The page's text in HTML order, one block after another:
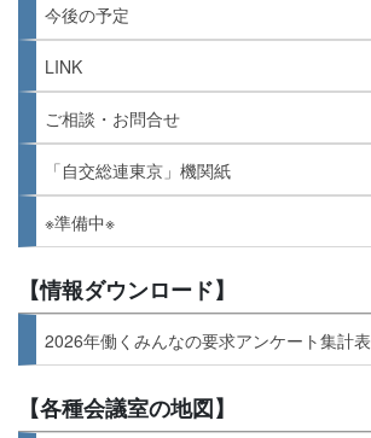
今後の予定
LINK
ご相談・お問合せ
「自交総連東京」機関紙
※準備中※
【情報ダウンロード】
2026年働くみんなの要求アンケート集計表
【各種会議室の地図】